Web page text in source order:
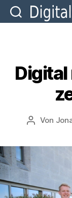
Digital
Von